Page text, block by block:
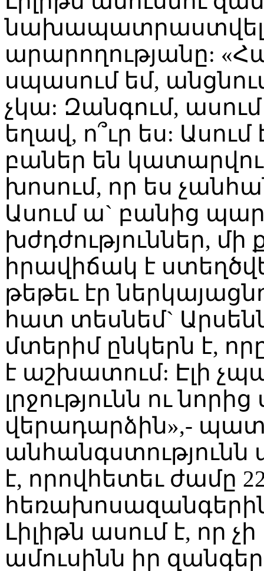
նախապատրաստվել է
արարողությանը:
սպասում եմ,
չկա: Զանգում, ասում
եղավ, ո՞ւր ես: Ասում
բաներ են
խոսում, որ ես
Ասում ա` բանից
խժդժություններ,
իրավիճակ է
թեթեւ էր
հատ տեսնեմ`
մտերիմ ընկերն է,
է աշխատում: Էլի
լրջությունն ու
վերադարձին»,-
է, որովհետեւ ժամը
Լիլիթն ասում է, որ
ամուսինն իր